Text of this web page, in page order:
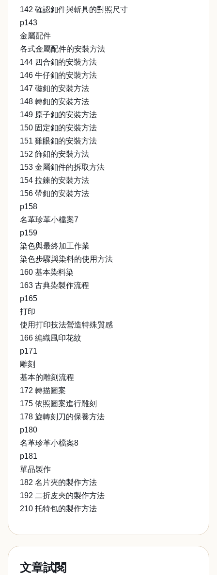
142 確認釦件與斬具的對照尺寸
p143
金屬配件
各式金屬配件的安裝方法
144 四合釦的安裝方法
146 牛仔釦的安裝方法
147 磁釦的安裝方法
148 轉釦的安裝方法
149 原子釦的安裝方法
150 固定釦的安裝方法
151 雞眼釦的安裝方法
152 飾釦的安裝方法
153 金屬釦件的拆取方法
154 拉鍊的安裝方法
156 帶釦的安裝方法
p158
名革珍革小檔案7
p159
染色與最終加工作業
染色步驟與染料的使用方法
160 基本染料染
163 古典染製作流程
p165
打印
使用打印技法營造特殊質感
166 編織風印花紋
p171
雕刻
基本的雕刻流程
172 轉描圖案
175 依照圖案進行雕刻
178 旋轉刻刀的保養方法
p180
名革珍革小檔案8
p181
單品製作
182 名片夾的製作方法
192 二折皮夾的製作方法
210 托特包的製作方法
文章試閱